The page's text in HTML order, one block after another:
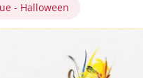
- Halloween